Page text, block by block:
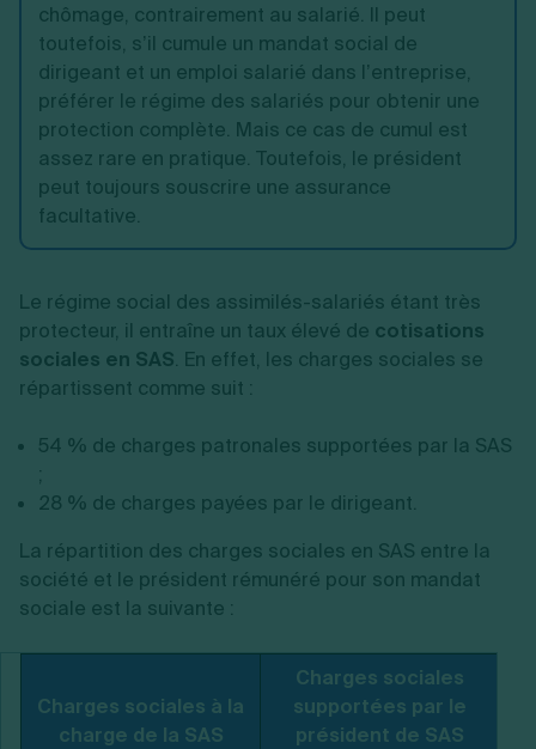
chômage, contrairement au salarié. Il peut
toutefois, s’il cumule un mandat social de
dirigeant et un emploi salarié dans l’entreprise,
préférer le régime des salariés pour obtenir une
protection complète. Mais ce cas de cumul est
assez rare en pratique. Toutefois, le président
peut toujours souscrire une assurance
facultative.
Le régime social des assimilés-salariés étant très
protecteur, il entraîne un taux élevé de cotisations
sociales en SAS. En effet, les charges sociales se
répartissent comme suit :
54 % de charges patronales supportées par la SAS
;
28 % de charges payées par le dirigeant.
La répartition des charges sociales en SAS entre la
société et le président rémunéré pour son mandat
sociale est la suivante :
Charges sociales à la
charge de la SAS
Charges sociales
supportées par le
président de SAS